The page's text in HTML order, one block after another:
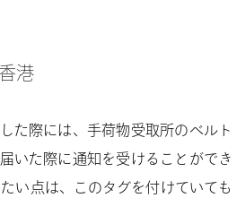
港
た際には、手荷物受取所のベルト
いた際に通知を受けることができ
い点は、このタグを付けていても